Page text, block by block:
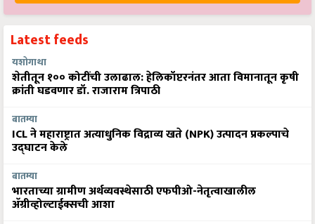
Latest feeds
यशोगाथा
शेतीतून १०० कोटींची उलाढाल: हेलिकॉप्टरनंतर आता विमानातून कृषी
क्रांती घडवणार डॉ. राजाराम त्रिपाठी
बातम्या
ICL ने महाराष्ट्रात अत्याधुनिक विद्राव्य खते (NPK) उत्पादन प्रकल्पाचे
उद्घाटन केले
बातम्या
भारताच्या ग्रामीण अर्थव्यवस्थेसाठी एफपीओ-नेतृत्वाखालील
अ‍ॅग्रीव्होल्टाईक्सची आशा